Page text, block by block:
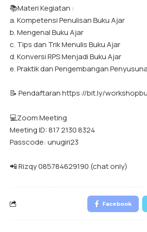
📚Materi Kegiatan :
a. Kompetensi Penulisan Buku Ajar
b. Mengenal Buku Ajar
c. Tips dan Trik Menulis Buku Ajar
d. Konversi RPS Menjadi Buku Ajar
e. Praktik dan Pengembangan
📝 Pendaftaran https://bit.ly/
💻Zoom Meeting
Meeting ID: 817 2130 8324
Passcode: unugiri23
📲 Rizqy 085784629190 (chat only)
Facebook